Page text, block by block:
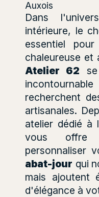
Auxois
Dans
intérieure, le
essentiel
chaleureuse et
Atelier 62
recherchent
artisanales.
atelier dédié à
vous offre
personnaliser
abat-jour qui
mais ajoutent
d'élégance à